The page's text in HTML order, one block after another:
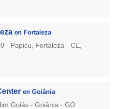
en Fortaleza
- Papicu, Fortaleza - CE,
en Goiânia
Goiás - Goiânia - GO